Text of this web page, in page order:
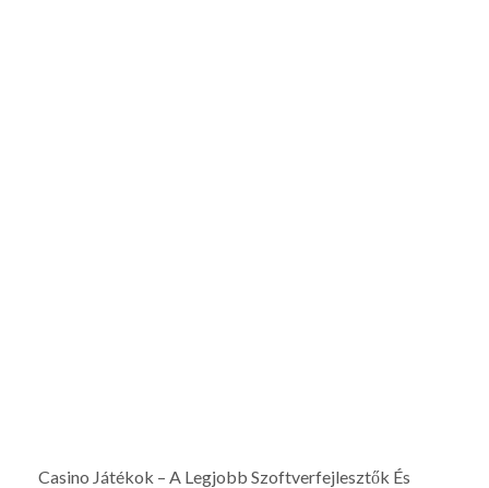
Casino Játékok – A Legjobb Szoftverfejlesztők És